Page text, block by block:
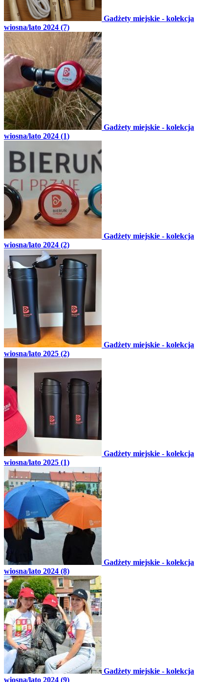
Gadżety miejskie - kolekcja
wiosna/lato 2024 (7)
Gadżety miejskie - kolekcja
wiosna/lato 2024 (1)
Gadżety miejskie - kolekcja
wiosna/lato 2024 (2)
Gadżety miejskie - kolekcja
wiosna/lato 2025 (2)
Gadżety miejskie - kolekcja
wiosna/lato 2025 (1)
Gadżety miejskie - kolekcja
wiosna/lato 2024 (8)
Gadżety miejskie - kolekcja
wiosna/lato 2024 (9)